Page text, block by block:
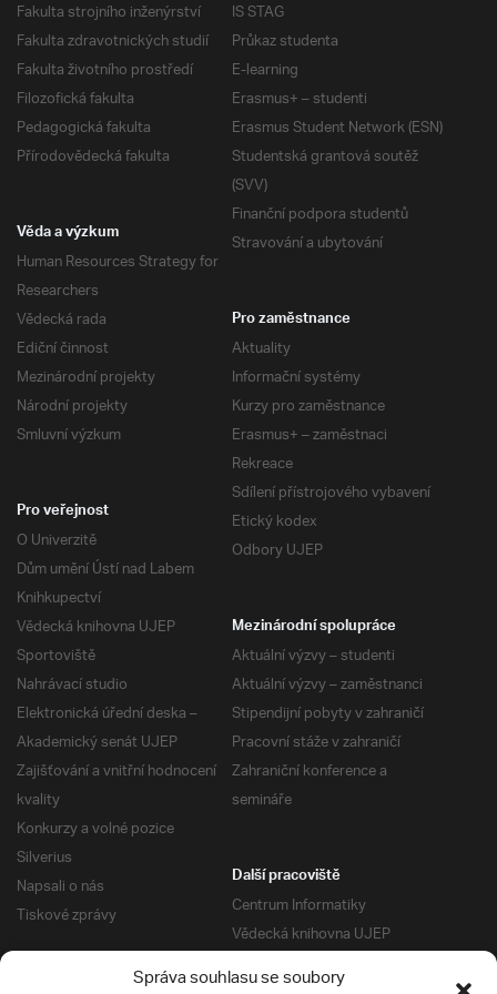
Správa souhlasu se soubory
Fakulta strojního inženýrství
Fakulta zdravotnických studií
Fakulta životního prostředí
Filozofická fakulta
Pedagogická fakulta
Přírodovědecká fakulta
IS STAG
Průkaz studenta
E-learning
Erasmus+ – studenti
Erasmus Student Network (ESN)
Studentská grantová soutěž
(SVV)
Finanční podpora studentů
Stravování a ubytování
Věda a výzkum
Human Resources Strategy for
Researchers
Vědecká rada
Ediční činnost
Mezinárodní projekty
Národní projekty
Smluvní výzkum
Pro zaměstnance
Aktuality
Informační systémy
Kurzy pro zaměstnance
Erasmus+ – zaměstnaci
Rekreace
Sdílení přístrojového vybavení
Etický kodex
Odbory UJEP
Pro veřejnost
O Univerzitě
Dům umění Ústí nad Labem
Knihkupectví
Vědecká knihovna UJEP
Sportoviště
Nahrávací studio
Elektronická úřední deska –
Akademický senát UJEP
Zajišťování a vnitřní hodnocení
kvality
Konkurzy a volné pozice
Silverius
Napsali o nás
Tiskové zprávy
Mezinárodní spolupráce
Aktuální výzvy – studenti
Aktuální výzvy – zaměstnanci
Stipendijní pobyty v zahraničí
Pracovní stáže v zahraničí
Zahraniční konference a
semináře
Další pracoviště
Centrum Informatiky
Vědecká knihovna UJEP
Správa kolejí a menz